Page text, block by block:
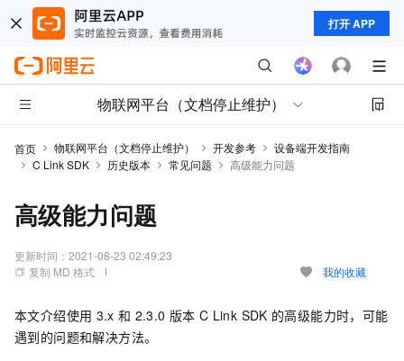
打开 APP
物联网平台（文档停止维护）
首页 物联网平台（文档停止维护） 开发参考
设备端开发指南
C Link SDK
历史版本 常见问题 高级能力问题
高级能力问题
更新时间： 2021-08-23 02:49:23
复制 MD 格式
我的收藏
本文介绍使用 3.x 和 2.3.0 版本 C Link SDK 的高级能力时，可能
遇到的问题和解决方法。